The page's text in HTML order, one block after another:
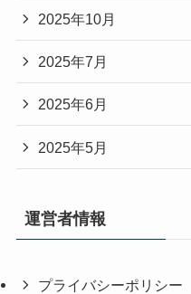
2025年10月
2025年7月
2025年6月
2025年5月
運営者情報
プライバシーポリシー